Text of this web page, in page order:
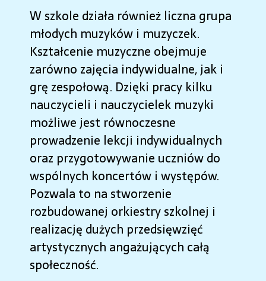
W szkole działa również liczna grupa
młodych muzyków i muzyczek.
Kształcenie muzyczne obejmuje
zarówno zajęcia indywidualne, jak i
grę zespołową. Dzięki pracy kilku
nauczycieli i nauczycielek muzyki
możliwe jest równoczesne
prowadzenie lekcji indywidualnych
oraz przygotowywanie uczniów do
wspólnych koncertów i występów.
Pozwala to na stworzenie
rozbudowanej orkiestry szkolnej i
realizację dużych przedsięwzięć
artystycznych angażujących całą
społeczność.